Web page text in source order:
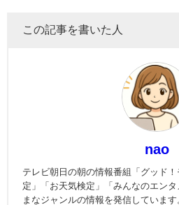
この記事を書いた人
nao
テレビ朝日の朝の情報番組「グッド
定」「お天気検定」「みんなのエン
まなジャンルの情報を発信しています